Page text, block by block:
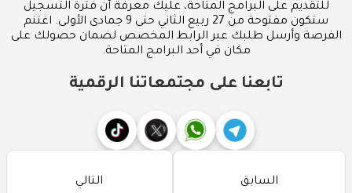
للتقديم على البرامج المتاحة، عليك معرفة أن فترة التسجيل
ستكون مفتوحة من 27 ربيع الثاني حتى 9 جمادى الأولى. اغتنم
الفرصة وأرسل طلبك عبر الرابط المخصص لضمان حصولك على
مكان في أحد البرامج المتاحة.
تابعنا على مجتمعاتنا الرقمية
السابق التالي